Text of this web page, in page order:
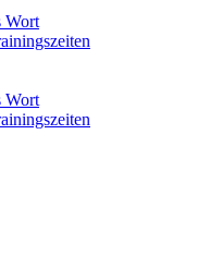
Wort
Wort